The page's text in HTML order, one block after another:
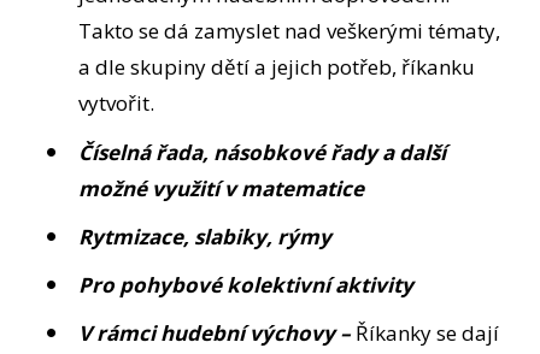
Takto se dá zamyslet nad veškerými tématy,
a dle skupiny dětí a jejich potřeb, říkanku
vytvořit.
Číselná řada, násobkové řady a další
možné využití v matematice
Rytmizace, slabiky, rýmy
Pro pohybové kolektivní aktivity
V rámci hudební výchovy – Říkanky se dají